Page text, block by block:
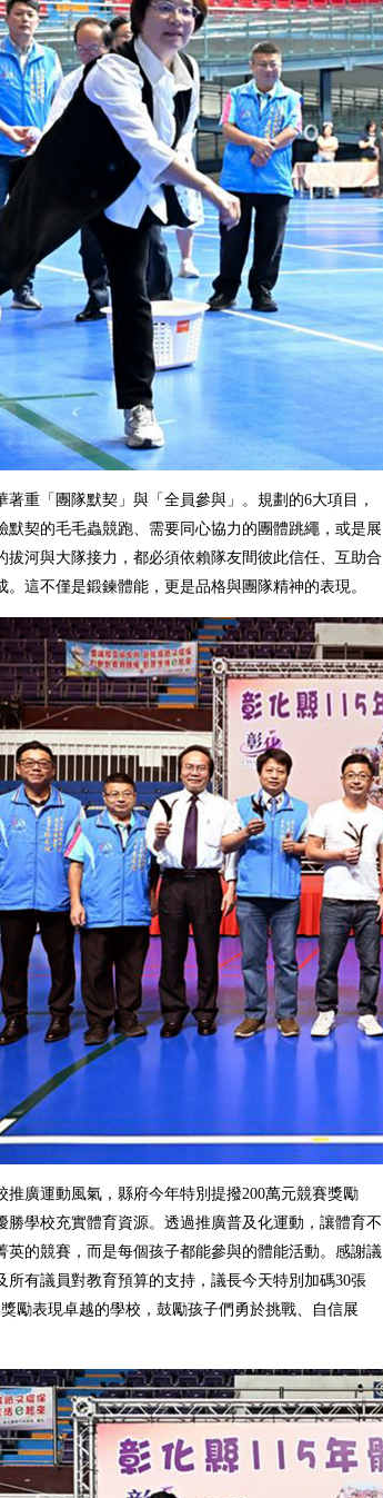
著重「團隊默契」與「全員參與」。規劃的6大項目，
默契的毛毛蟲競跑、需要同心協力的團體跳繩，或是展
拔河與大隊接力，都必須依賴隊友間彼此信任、互助合
。這不僅是鍛鍊體能，更是品格與團隊精神的表現。
推廣運動風氣，縣府今年特別提撥200萬元競賽獎勵
勝學校充實體育資源。透過推廣普及化運動，讓體育不
英的競賽，而是每個孩子都能參與的體能活動。感謝議
所有議員對教育預算的支持，議長今天特別加碼30張
勵表現卓越的學校，鼓勵孩子們勇於挑戰、自信展